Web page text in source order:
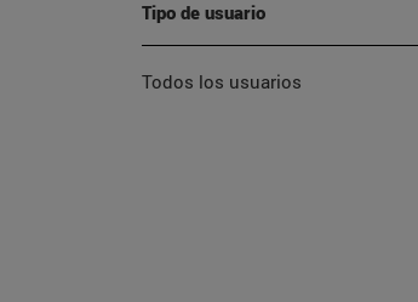
Tipo de usuario
Todos los usuarios